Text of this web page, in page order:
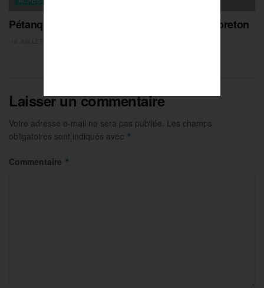
Pétanque : Corentin Robillard, grand tireur breton
Laisser un commentaire
Votre adresse e-mail ne sera pas publiée. Les champs
obligatoires sont indiqués avec *
Commentaire *